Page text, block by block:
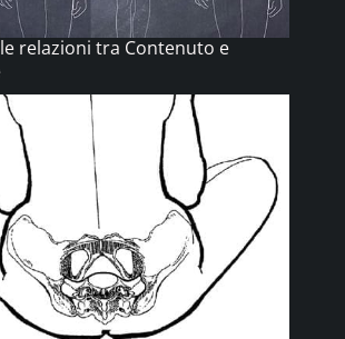
relazioni tra Contenuto e